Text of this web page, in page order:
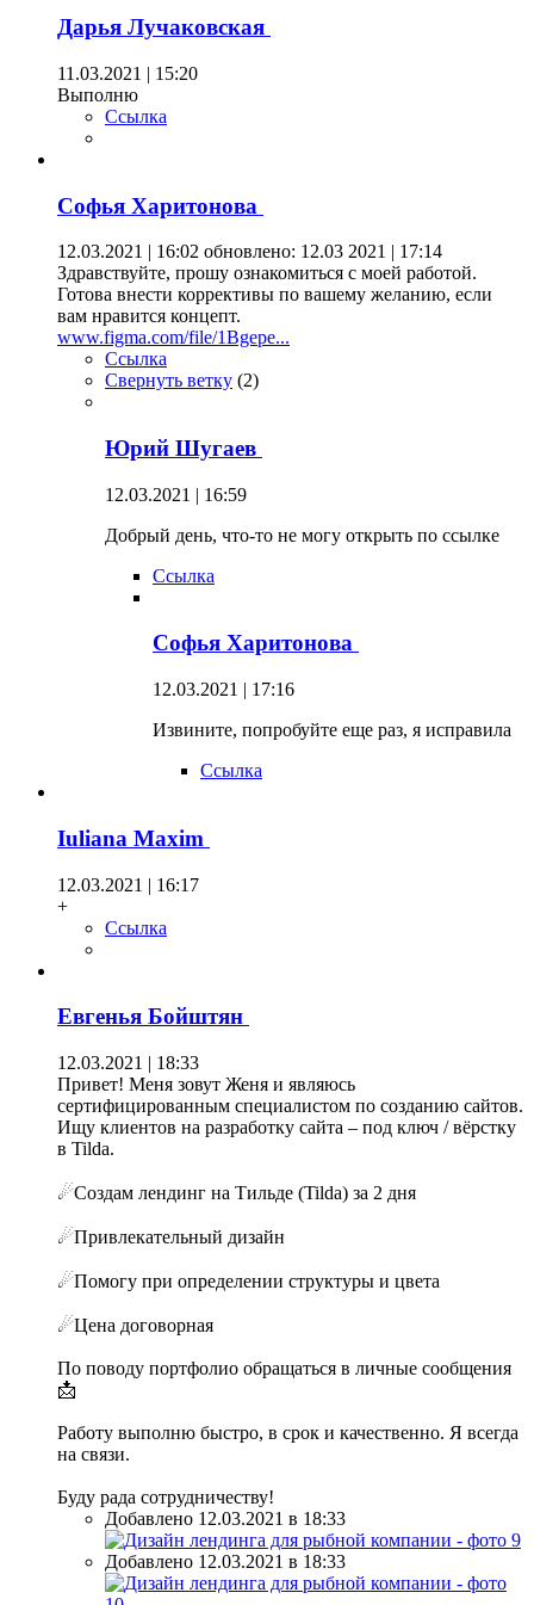
Дарья Лучаковская
11.03.2021 | 15:20
Выполню
Ссылка
Софья Харитонова
12.03.2021 | 16:02 обновлено: 12.03 2021 | 17:14
Здравствуйте, прошу ознакомиться с моей работой.
Готова внести коррективы по вашему желанию, если
вам нравится концепт.
www.figma.com/file/1Bgepe...
Ссылка
Свернуть ветку (2)
Юрий Шугаев
12.03.2021 | 16:59
Добрый день, что-то не могу открыть по ссылке
Ссылка
Софья Харитонова
12.03.2021 | 17:16
Извините, попробуйте еще раз, я исправила
Ссылка
Iuliana Maxim
12.03.2021 | 16:17
+
Ссылка
Евгенья Бойштян
12.03.2021 | 18:33
Привет! Меня зовут Женя и являюсь
сертифицированным специалистом по созданию сайтов.
Ищу клиентов на разработку сайта – под ключ / вёрстку
в Tilda.
☄Создам лендинг на Тильде (Tilda) за 2 дня
☄Привлекательный дизайн
☄Помогу при определении структуры и цвета
☄Цена договорная
По поводу портфолио обращаться в личные сообщения
📩
Работу выполню быстро, в срок и качественно. Я всегда
на связи.
Буду рада сотрудничеству!
Добавлено 12.03.2021 в 18:33
Добавлено 12.03.2021 в 18:33